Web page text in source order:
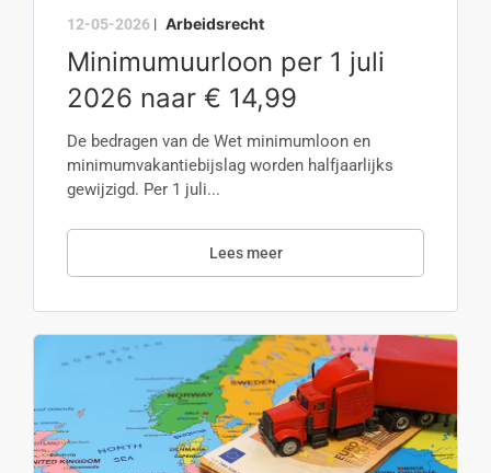
12-05-2026 | Arbeidsrecht
Minimumuurloon per 1 juli
2026 naar € 14,99
De bedragen van de Wet minimumloon en
minimumvakantiebijslag worden halfjaarlijks
gewijzigd. Per 1 juli...
Lees meer